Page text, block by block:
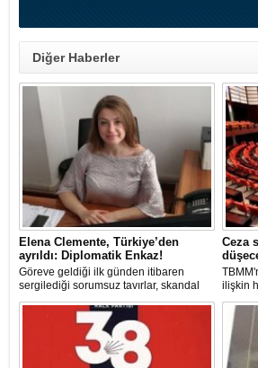
Diğer Haberler
Elena Clemente, Türkiye’den
ayrıldı: Diplomatik Enkaz!
Göreve geldiği ilk günden itibaren
sergilediği sorumsuz tavırlar, skandal
kararlar ve özellikle Türk öğrencilere
uyguladığı vize ambargosuyla tepkilerin
odağında olan İtalya’nın İstanbul
Başkonsolosu Elena Clemente’nin
Türkiye’deki görevi nihayet sona erdi.
Ceza
ilişkin